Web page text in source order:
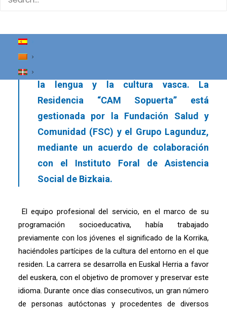
organización dedicada a la enseñanza y
miles de personas durante once días
la lengua y la cultura vasca. La
Residencia “CAM Sopuerta” está
gestionada por la Fundación Salud y
Comunidad (FSC) y el Grupo Lagunduz,
mediante un acuerdo de colaboración
con el Instituto Foral de Asistencia
Social de Bizkaia.
El equipo profesional del servicio, en el marco de su
programación socioeducativa, había trabajado
previamente con los jóvenes el significado de la Korrika,
haciéndoles partícipes de la cultura del entorno en el que
residen. La carrera se desarrolla en Euskal Herria a favor
del euskera, con el objetivo de promover y preservar este
idioma. Durante once días consecutivos, un gran número
de personas autóctonas y procedentes de diversos